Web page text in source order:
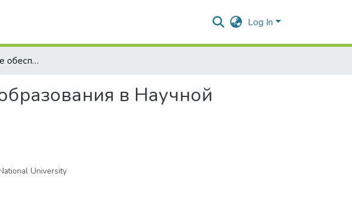
Log In
Информационное обеспечение науки и образования в Научной библиотеке ОНУ имени И. И. Мечникова
в Научной
University